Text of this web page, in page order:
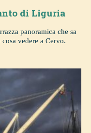
di Liguria
panoramica che sa
vedere a Cervo.